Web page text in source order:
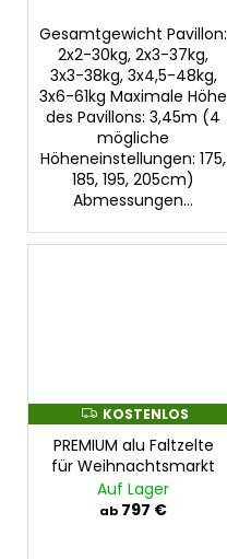
Gesamtgewicht Pavillon:
2x2-30kg, 2x3-37kg,
3x3-38kg, 3x4,5-48kg,
3x6-61kg Maximale Höhe
des Pavillons: 3,45m (4
mögliche
Höheneinstellungen: 175,
185, 195, 205cm)
Abmessungen...
K
O
S
T
E
N
O
KOSTENLOS
PREMIUM alu Faltzelte
für Weihnachtsmarkt
Auf Lager
ab 797 €